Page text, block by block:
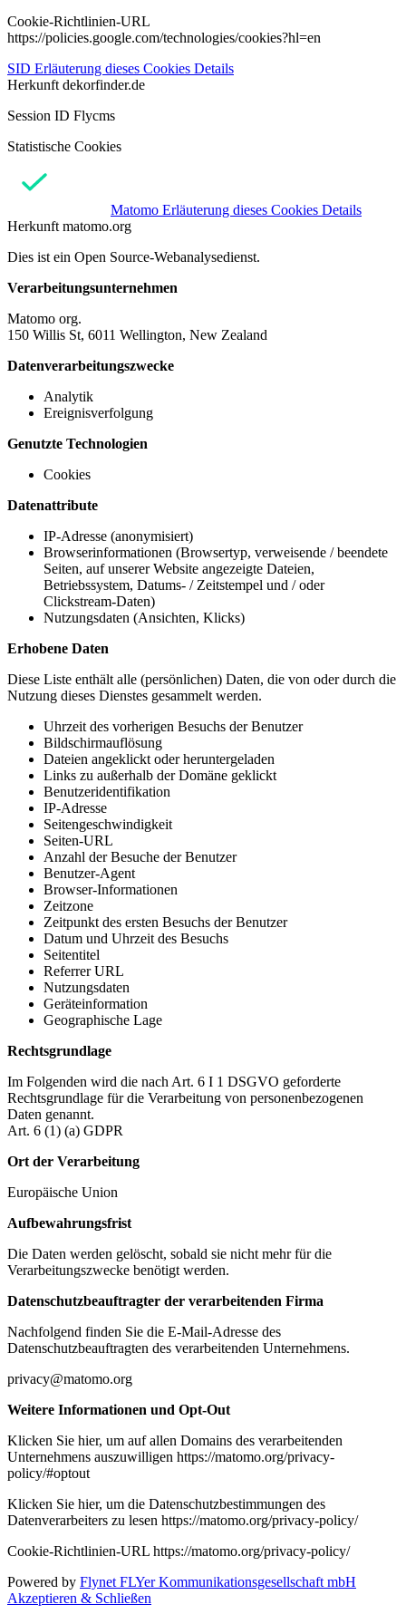
Cookie-Richtlinien-URL
https://policies.google.com/technologies/cookies?hl=en
SID Erläuterung dieses Cookies Details
Herkunft dekorfinder.de
Session ID Flycms
Statistische Cookies
Matomo Erläuterung dieses Cookies Details
Herkunft matomo.org
Dies ist ein Open Source-Webanalysedienst.
Verarbeitungsunternehmen
Matomo org.
150 Willis St, 6011 Wellington, New Zealand
Datenverarbeitungszwecke
Analytik
Ereignisverfolgung
Genutzte Technologien
Cookies
Datenattribute
IP-Adresse (anonymisiert)
Browserinformationen (Browsertyp, verweisende / beendete
Seiten, auf unserer Website angezeigte Dateien,
Betriebssystem, Datums- / Zeitstempel und / oder
Clickstream-Daten)
Nutzungsdaten (Ansichten, Klicks)
Erhobene Daten
Diese Liste enthält alle (persönlichen) Daten, die von oder durch die
Nutzung dieses Dienstes gesammelt werden.
Uhrzeit des vorherigen Besuchs der Benutzer
Bildschirmauflösung
Dateien angeklickt oder heruntergeladen
Links zu außerhalb der Domäne geklickt
Benutzeridentifikation
IP-Adresse
Seitengeschwindigkeit
Seiten-URL
Anzahl der Besuche der Benutzer
Benutzer-Agent
Browser-Informationen
Zeitzone
Zeitpunkt des ersten Besuchs der Benutzer
Datum und Uhrzeit des Besuchs
Seitentitel
Referrer URL
Nutzungsdaten
Geräteinformation
Geographische Lage
Rechtsgrundlage
Im Folgenden wird die nach Art. 6 I 1 DSGVO geforderte
Rechtsgrundlage für die Verarbeitung von personenbezogenen
Daten genannt.
Art. 6 (1) (a) GDPR
Ort der Verarbeitung
Europäische Union
Aufbewahrungsfrist
Die Daten werden gelöscht, sobald sie nicht mehr für die
Verarbeitungszwecke benötigt werden.
Datenschutzbeauftragter der verarbeitenden Firma
Nachfolgend finden Sie die E-Mail-Adresse des
Datenschutzbeauftragten des verarbeitenden Unternehmens.
privacy@matomo.org
Weitere Informationen und Opt-Out
Klicken Sie hier, um auf allen Domains des verarbeitenden
Unternehmens auszuwilligen https://matomo.org/privacy-
policy/#optout
Klicken Sie hier, um die Datenschutzbestimmungen des
Datenverarbeiters zu lesen https://matomo.org/privacy-policy/
Cookie-Richtlinien-URL https://matomo.org/privacy-policy/
Powered by Flynet FLYer Kommunikationsgesellschaft mbH
Akzeptieren & Schließen